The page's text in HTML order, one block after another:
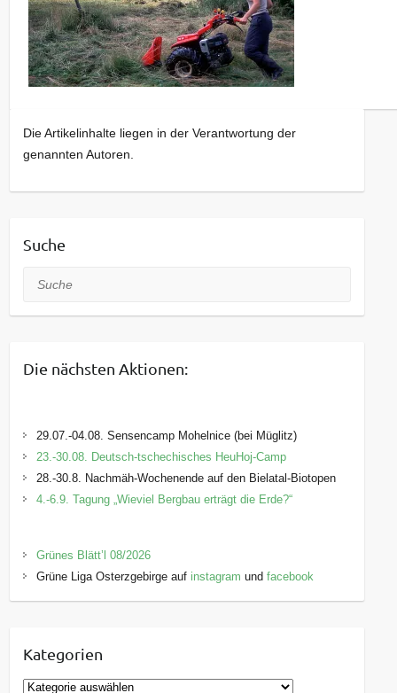
Die Artikelinhalte liegen in der Verantwortung der
genannten Autoren.
Suche
Suche
Die nächsten Aktionen:
29.07.-04.08. Sensencamp Mohelnice (bei Müglitz)
23.-30.08. Deutsch-tschechisches HeuHoj-Camp
28.-30.8. Nachmäh-Wochenende auf den Bielatal-Biotopen
4.-6.9. Tagung „Wieviel Bergbau erträgt die Erde?“
Grünes Blätt’l 08/2026
Grüne Liga Osterzgebirge auf instagram undfacebook
Kategorien
K